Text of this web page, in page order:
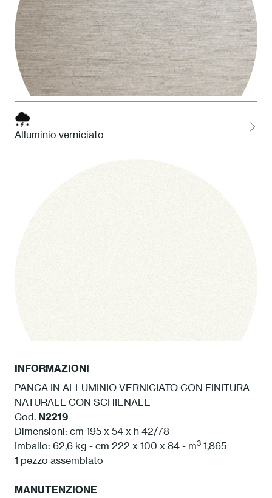
Alluminio verniciato
INFORMAZIONI
PANCA IN ALLUMINIO VERNICIATO CON FINITURA
NATURALL CON SCHIENALE
Cod. N2219
Dimensioni: cm 195 x 54 x h 42/78
Imballo: 62,6 kg - cm 222 x 100 x 84 - m3 1,865
1 pezzo assemblato
MANUTENZIONE